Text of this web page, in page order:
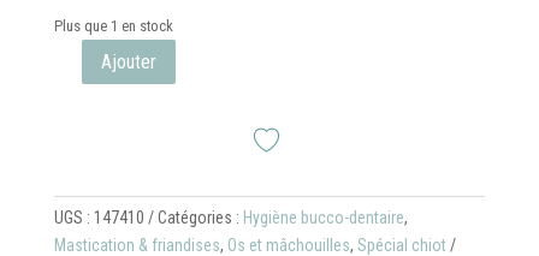
Plus que 1 en stock
quantité
sabots
de
Ajouter
UGS : 147410 Catégories : Hygiène bucco-dentaire,
Mastication & friandises, Os et mâchouilles, Spécial chiot